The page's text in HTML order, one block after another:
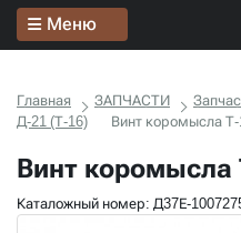
Меню
Главная ЗАПЧАСТИ
Д-21 (Т-16)
Винт коромысла
Винт коромысла
Каталожный номер: Д37Е-